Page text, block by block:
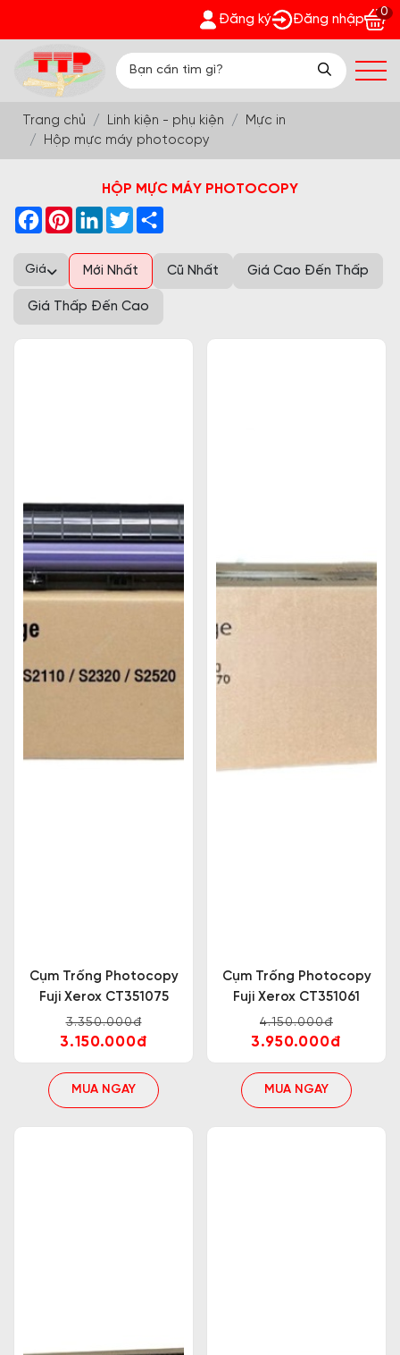
Thịnh Phát - Nhận quà bất ngờ Đón Hè Sang chi tiết tại
Đăng ký Đăng nhập
0
Trang chủ Linh kiện - phụ kiện
Mực in
Hộp mực máy photocopy
HỘP MỰC MÁY PHOTOCOPY
Facebook
PinterestLinkedInTwitter
Giá Mới Nhất Cũ Nhất Giá Cao Đến Thấp
Giá Thấp Đến Cao
Cụm Trống Photocopy
Fuji Xerox CT351075
3.350.000đ
3.150.000đ
MUA NGAY
Cụm Trống Photocopy
Fuji Xerox CT351061
4.150.000đ
3.950.000đ
MUA NGAY